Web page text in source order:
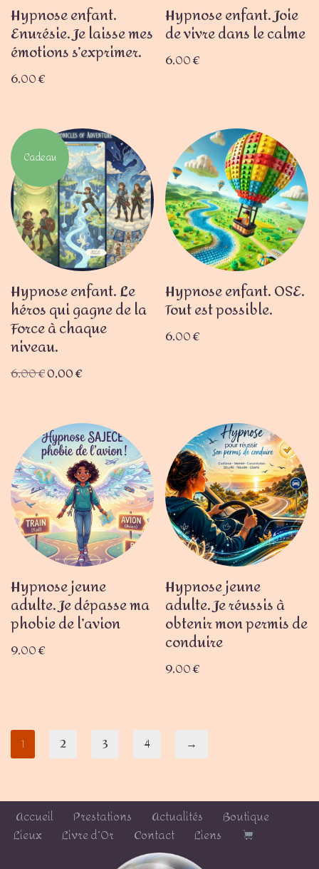
Hypnose enfant.
Enurésie. Je laisse mes
émotions s’exprimer.
6,00€
Hypnose enfant. Joie
de vivre dans le calme
6,00€
Cadeau
Hypnose enfant. Le
héros qui gagne de la
Force à chaque
niveau.
6,00€0,00€
Hypnose enfant. OSE.
Tout est possible.
6,00€
Hypnose jeune
adulte. Je dépasse ma
phobie de l’avion
9,00€
Hypnose jeune
adulte. Je réussis à
obtenir mon permis de
conduire
9,00€
1 2 3 4 →
Accueil Prestations Actualités
Boutique
Lieux
Livre d’Or Contact Liens